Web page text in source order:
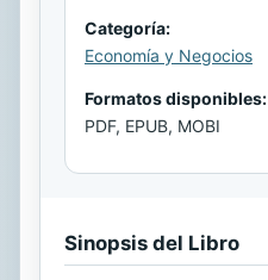
Categoría:
Economía y Negocios
Formatos disponibles:
PDF, EPUB, MOBI
Sinopsis del Libro